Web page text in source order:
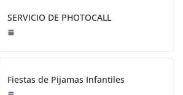
SERVICIO DE PHOTOCALL
Fiestas de Pijamas Infantiles